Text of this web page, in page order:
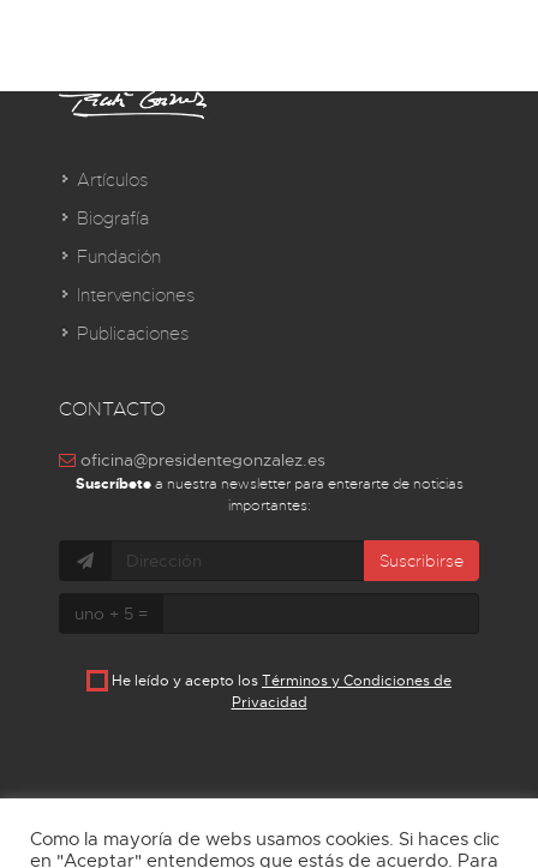
Artículos
Biografía
Fundación
Intervenciones
Publicaciones
CONTACTO
oficina@presidentegonzalez.es
Suscríbetea nuestra newsletter para enterarte de noticias
importantes:
Suscribirse
uno + 5 =
He leído y acepto losTérminos y Condiciones de
Privacidad
Como la mayoría de webs usamos cookies. Si haces clic
en "Aceptar" entendemos que estás de acuerdo. Para